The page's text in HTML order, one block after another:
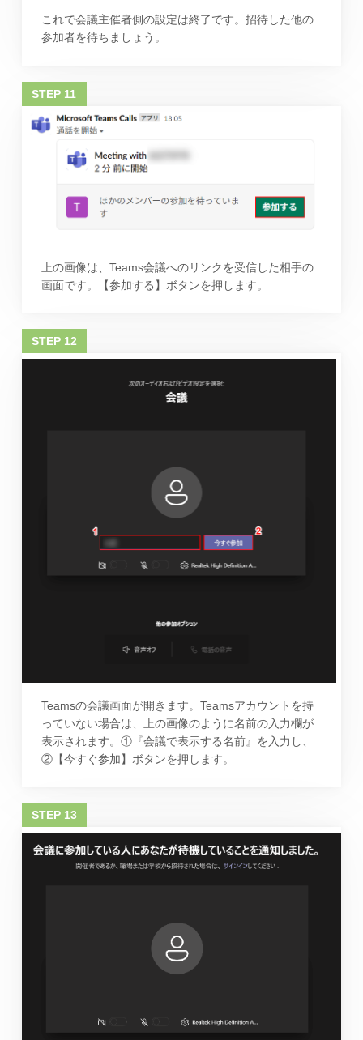
これで会議主催者側の設定は終了です。招待した他の
参加者を待ちましょう。
上の画像は、Teams会議へのリンクを受信した相手の
画面です。【参加する】ボタンを押します。
Teamsの会議画面が開きます。Teamsアカウントを持
っていない場合は、上の画像のように名前の入力欄が
表示されます。①『会議で表示する名前』を入力し、
②【今すぐ参加】ボタンを押します。